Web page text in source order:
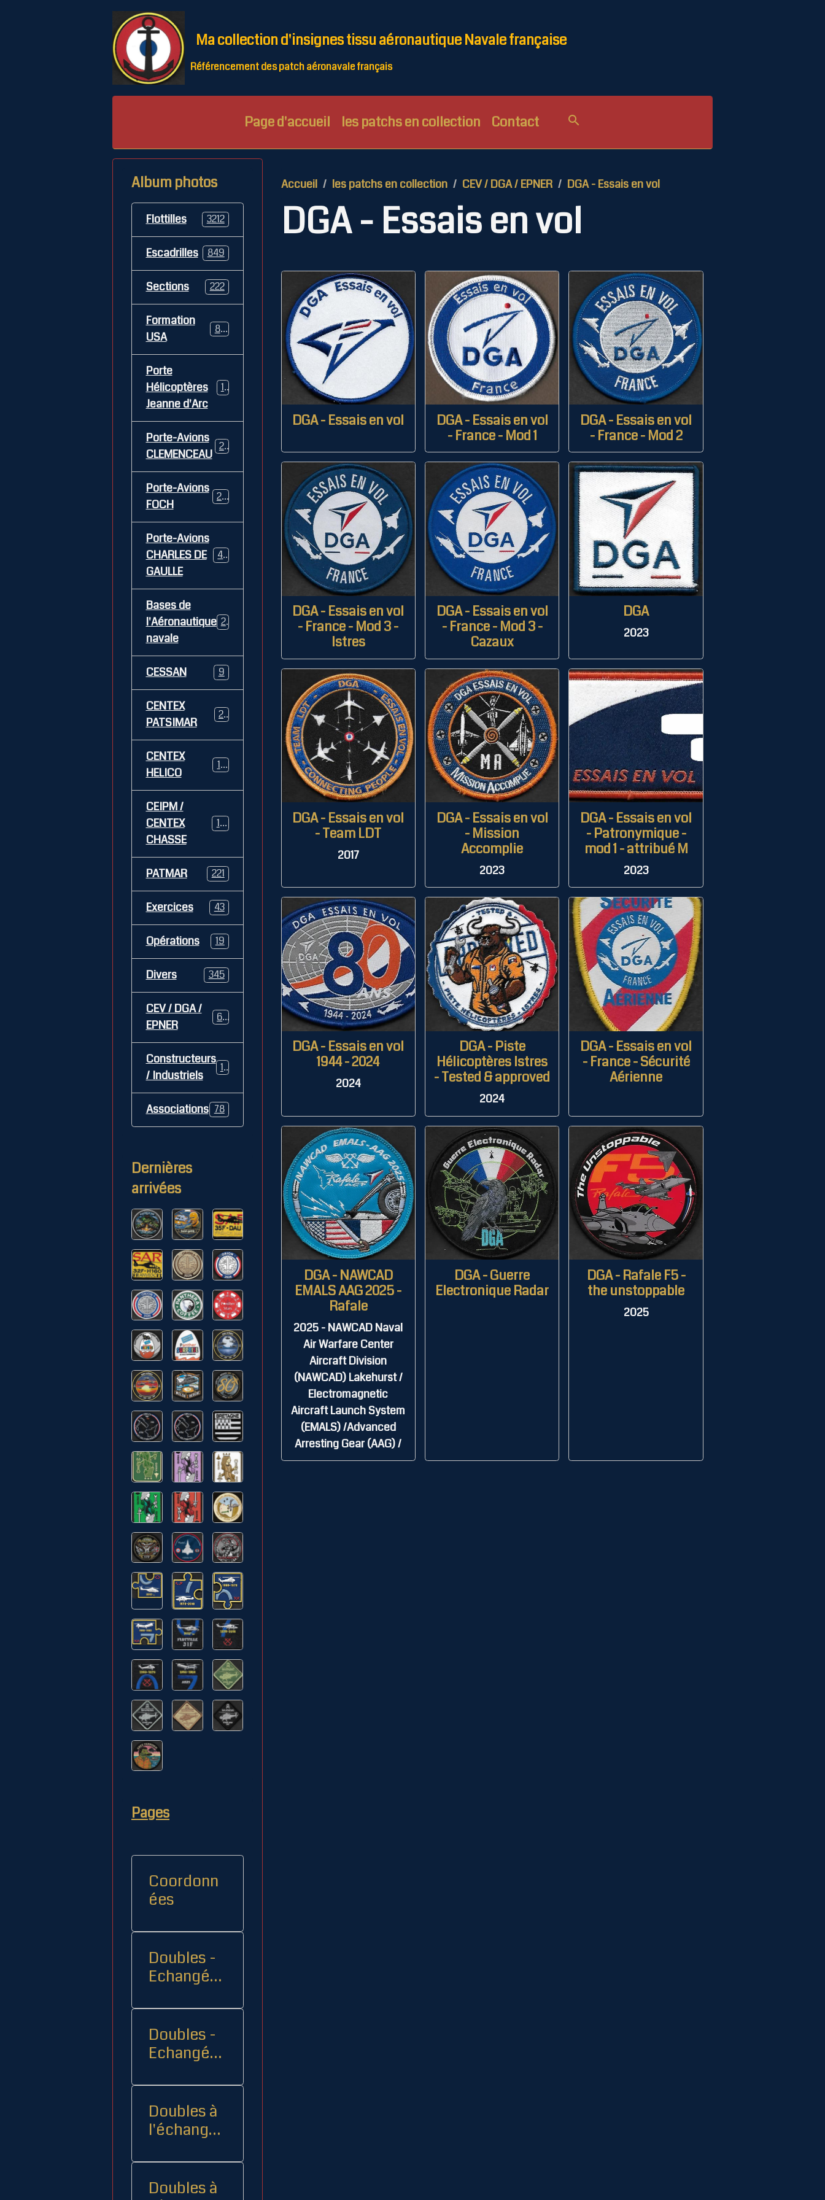
Ma collection d'insignes tissu aéronautique Navale française
Référencement des patch aéronavale français
Page d'accueil les patchs en collection Contact
Accueil les patchs en collection CEV / DGA / EPNER DGA - Essais en vol
DGA - Essais en vol
DGA - Essais en vol
DGA - Essais en vol
- France - Mod 1
DGA - Essais en vol
- France - Mod 2
DGA - Essais en vol
- France - Mod 3 -
Istres
DGA - Essais en vol
- France - Mod 3 -
Cazaux
DGA
2023
DGA - Essais en vol
- Team LDT
2017
DGA - Essais en vol
- Mission
Accomplie
2023
DGA - Essais en vol
- Patronymique -
mod 1 - attribué M
2023
DGA - Essais en vol
1944 - 2024
2024
DGA - Piste
Hélicoptères Istres
- Tested & approved
2024
DGA - Essais en vol
- France - Sécurité
Aérienne
DGA - NAWCAD
EMALS AAG 2025 -
Rafale
2025 - NAWCAD Naval
Air Warfare Center
Aircraft Division
(NAWCAD) Lakehurst /
Electromagnetic
Aircraft Launch System
(EMALS) /Advanced
Arresting Gear (AAG) /
DGA - Guerre
Electronique Radar
DGA - Rafale F5 -
the unstoppable
2025
Album photos
Flottilles 3212
Escadrilles 849
Sections 222
Formation
USA
84
Porte
Hélicoptères
Jeanne d'Arc
12
Porte-Avions
CLEMENCEAU
26
Porte-Avions
FOCH
29
Porte-Avions
CHARLES DE
GAULLE
469
Bases de
l'Aéronautique
navale
269
CESSAN 9
CENTEX
PATSIMAR
21
CENTEX
HELICO
14
CEIPM /
CENTEX
CHASSE
108
PATMAR 221
Exercices 43
Opérations 19
Divers 345
CEV / DGA /
EPNER
62
Constructeurs
/ Industriels
127
Associations 78
Dernières
arrivées
Pages
Coordonn
ées
Doubles -
Echangés 1
Doubles -
Echangés
Doubles à
l'échange
Doubles à